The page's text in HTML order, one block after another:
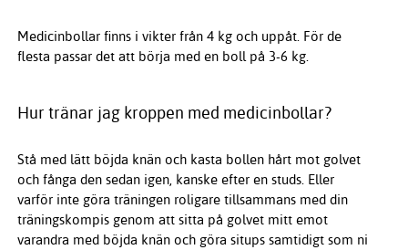
Medicinbollar finns i vikter från 4 kg och uppåt. För de
flesta passar det att börja med en boll på 3-6 kg.
Hur tränar jag kroppen med medicinbollar?
Stå med lätt böjda knän och kasta bollen hårt mot golvet
och fånga den sedan igen, kanske efter en studs. Eller
varför inte göra träningen roligare tillsammans med din
träningskompis genom att sitta på golvet mitt emot
varandra med böjda knän och göra situps samtidigt som ni